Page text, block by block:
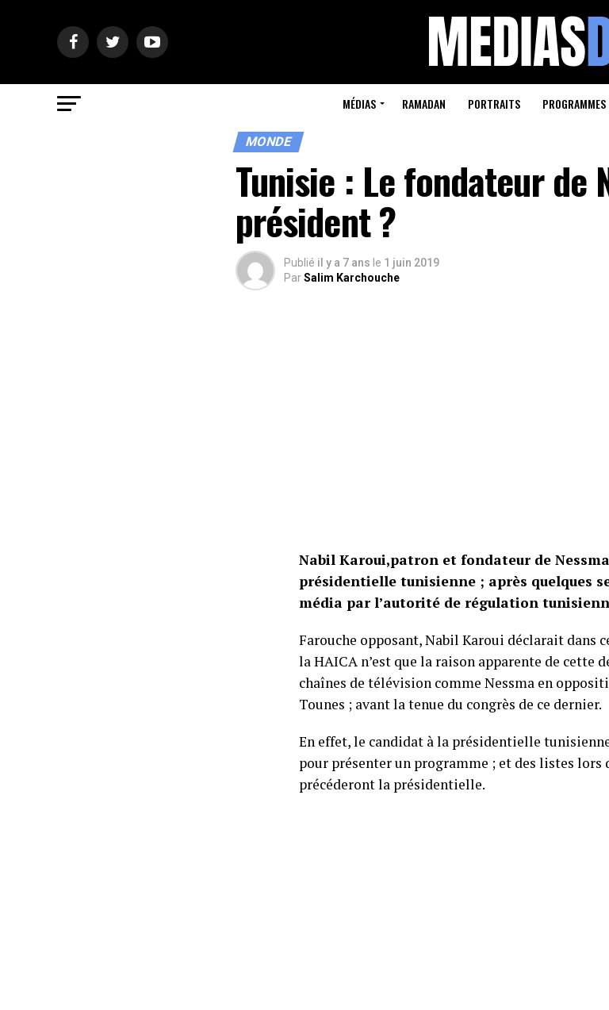
MÉDIAS RAMADAN PORTRAITS PROGRAMMES
MONDE
Tunisie : Le fondateur de
président ?
Publié il y a 7 ans le 1 juin 2019
ParSalim Karchouche
Nabil Karoui,patron et fondateur de
présidentielle tunisienne ; après quelques
média par l’autorité de régulation
Farouche opposant, Nabil Karoui déclarait dans
la HAICA n’est que la raison apparente de cette
chaînes de télévision comme Nessma en
Tounes ; avant la tenue du congrès de ce dernier.
En effet, le candidat à la présidentielle
pour présenter un programme ; et des listes lors
précéderont la présidentielle.